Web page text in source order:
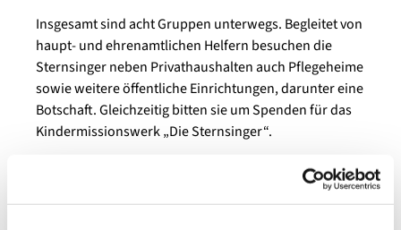
Insgesamt sind acht Gruppen unterwegs. Begleitet von
haupt- und ehrenamtlichen Helfern besuchen die
Sternsinger neben Privathaushalten auch Pflegeheime
sowie weitere öffentliche Einrichtungen, darunter eine
Botschaft. Gleichzeitig bitten sie um Spenden für das
Kindermissionswerk „Die Sternsinger“.
Die Sammlung der Kinder in der Kirche, und in den
Wohnungen erbrachte bisher 5960 Euro. „Wir danken
den Kindern, den Jugendlichen und allen